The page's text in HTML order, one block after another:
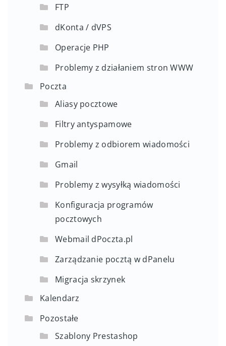
FTP
dKonta / dVPS
Operacje PHP
Problemy z działaniem stron WWW
Poczta
Aliasy pocztowe
Filtry antyspamowe
Problemy z odbiorem wiadomości
Gmail
Problemy z wysyłką wiadomości
Konfiguracja programów
pocztowych
Webmail dPoczta.pl
Zarządzanie pocztą w dPanelu
Migracja skrzynek
Kalendarz
Pozostałe
Szablony Prestashop